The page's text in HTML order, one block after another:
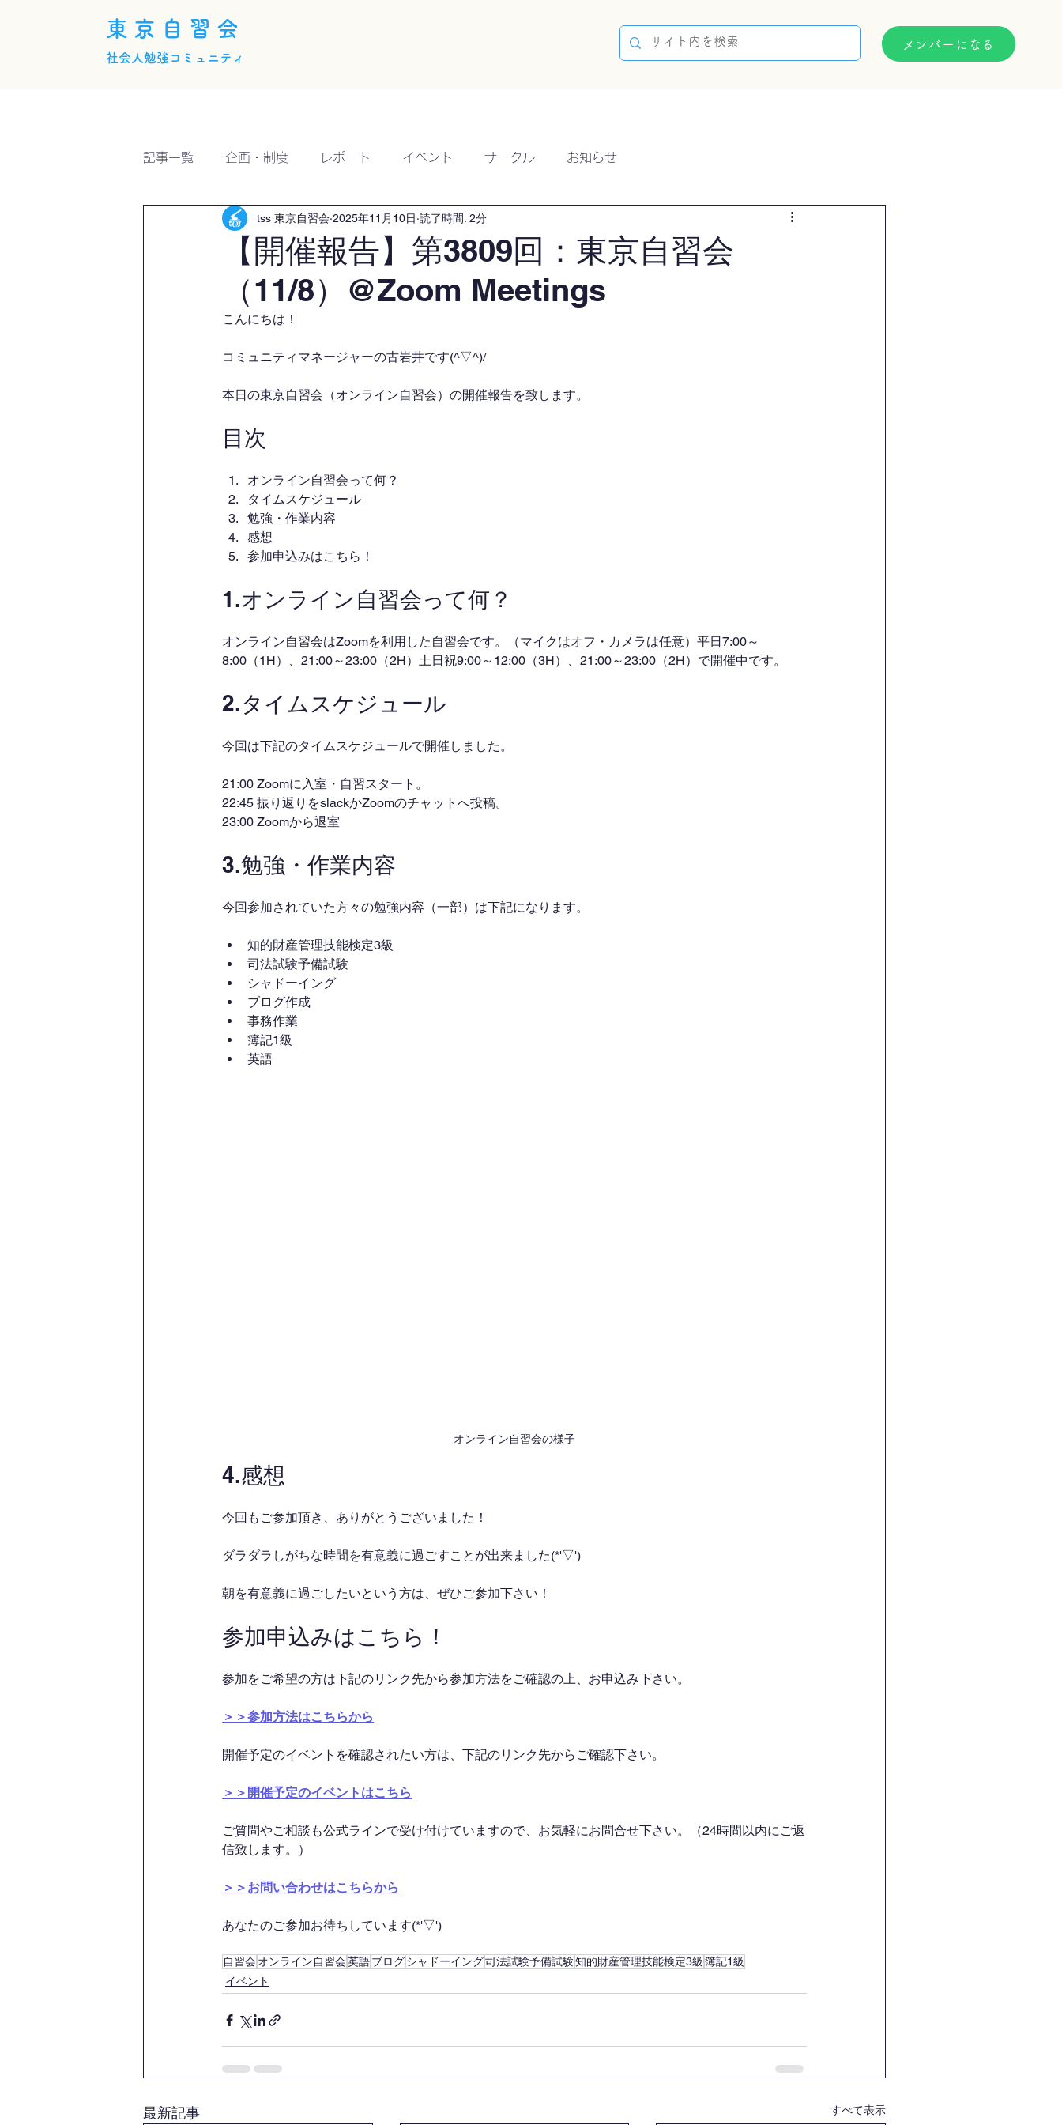
東京自習会
社会人勉強コミュニティ
メンバーになる
記事一覧 企画・制度 レポート イベント サークル お知らせ
【開催報告】第3809回：東京自習会
（11/8）@Zoom Meetings
tss 東京自習会 2025年11月10日 読了時間: 2分
こんにちは！
コミュニティマネージャーの古岩井です(^▽^)/
本日の東京自習会（オンライン自習会）の開催報告を致します。
目次
オンライン自習会って何？
タイムスケジュール
勉強・作業内容
感想
参加申込みはこちら！
1.オンライン自習会って何？
オンライン自習会はZoomを利用した自習会です。（マイクはオフ・カメラは任意）平日7:00～
8:00（1H）、21:00～23:00（2H）土日祝9:00～12:00（3H）、21:00～23:00（2H）で開催中です。
2.タイムスケジュール
今回は下記のタイムスケジュールで開催しました。
21:00 Zoomに入室・自習スタート。
22:45 振り返りをslackかZoomのチャットへ投稿。
23:00 Zoomから退室
3.勉強・作業内容
今回参加されていた方々の勉強内容（一部）は下記になります。
知的財産管理技能検定3級
司法試験予備試験
シャドーイング
ブログ作成
事務作業
簿記1級
英語
オンライン自習会の様子
4.感想
今回もご参加頂き、ありがとうございました！
ダラダラしがちな時間を有意義に過ごすことが出来ました(*'▽')
朝を有意義に過ごしたいという方は、ぜひご参加下さい！
参加申込みはこちら！
参加をご希望の方は下記のリンク先から参加方法をご確認の上、お申込み下さい。
＞＞参加方法はこちらから
開催予定のイベントを確認されたい方は、下記のリンク先からご確認下さい。
＞＞開催予定のイベントはこちら
ご質問やご相談も公式ラインで受け付けていますので、お気軽にお問合せ下さい。（24時間以内にご返
信致します。）
＞＞お問い合わせはこちらから
あなたのご参加お待ちしています(*'▽')
自習会オンライン自習会英語ブログシャドーイング司法試験予備試験知的財産管理技能検定3級 簿記1級
イベント
最新記事 すべて表示